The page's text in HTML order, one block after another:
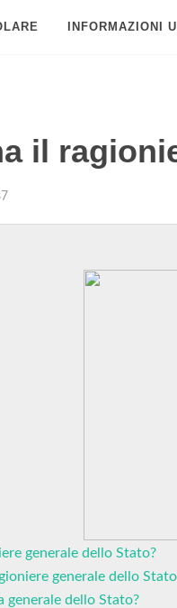
INFORMAZIONI
il
generale dello Stato?
generale dello
generale dello Stato?